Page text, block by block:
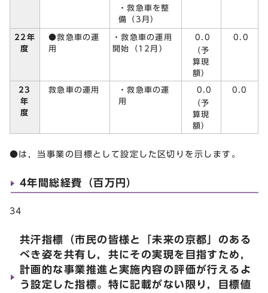
・救急車を整
備（3月）
22年
度
●救急車の運
用
・救急車の運用
開始（12月）
0.0
（予
算現
額）
0.0
23
年
度
救急車の運用
・救急車の運
用
0.0
（予
算現
額）
0.0
●は，当事業の目標として設定した区切りを示します。
4年間総経費（百万円）
34
共汗指標（市民の皆様と「未来の京都」のある
べき姿を共有し，共にその実現を目指すため，
計画的な事業推進と実施内容の評価が行えるよ
う設定した指標。特に記載がない限り，目標値